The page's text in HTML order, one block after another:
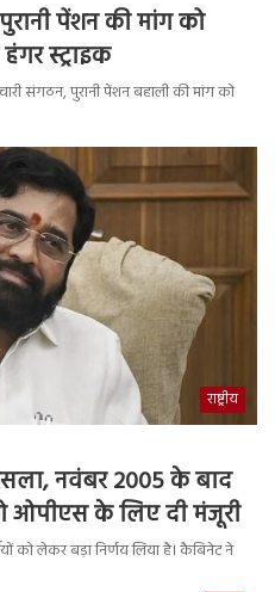
पेंशन की मांग को
स्ट्राइक
संगठन, पुरानी पेंशन बहाली की मांग को
राष्ट्रीय
नवंबर 2005 के बाद
ओपीएस के लिए दी मंजूरी
को लेकर बड़ा निर्णय लिया है। कैबिनेट ने